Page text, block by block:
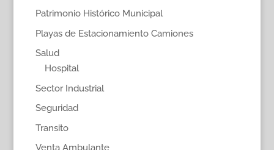
Patrimonio Histórico Municipal
Playas de Estacionamiento Camiones
Salud
Hospital
Sector Industrial
Seguridad
Transito
Venta Ambulante